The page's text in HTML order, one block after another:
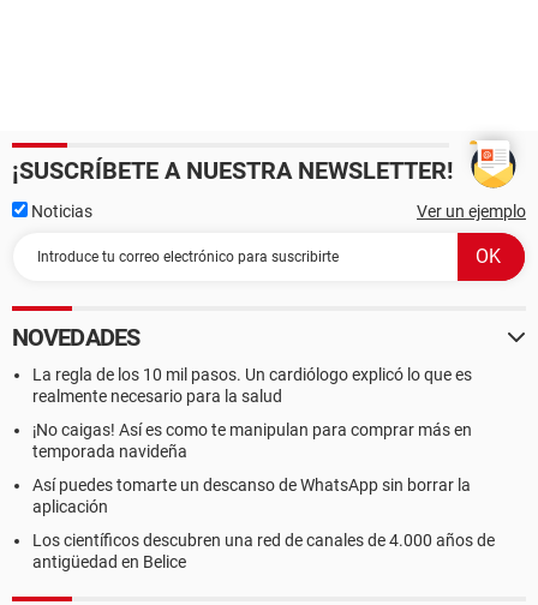
¡SUSCRÍBETE A NUESTRA NEWSLETTER!
Noticias Ver un ejemplo
NOVEDADES
La regla de los 10 mil pasos. Un cardiólogo explicó lo que es
realmente necesario para la salud
¡No caigas! Así es como te manipulan para comprar más en
temporada navideña
Así puedes tomarte un descanso de WhatsApp sin borrar la
aplicación
Los científicos descubren una red de canales de 4.000 años de
antigüedad en Belice